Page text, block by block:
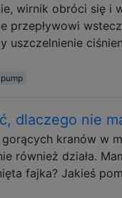
wirnik obróci się i
przepływowi
uszczelnienie
pump
dlaczego nie
kranów w
również działa.
fajka? Jakieś